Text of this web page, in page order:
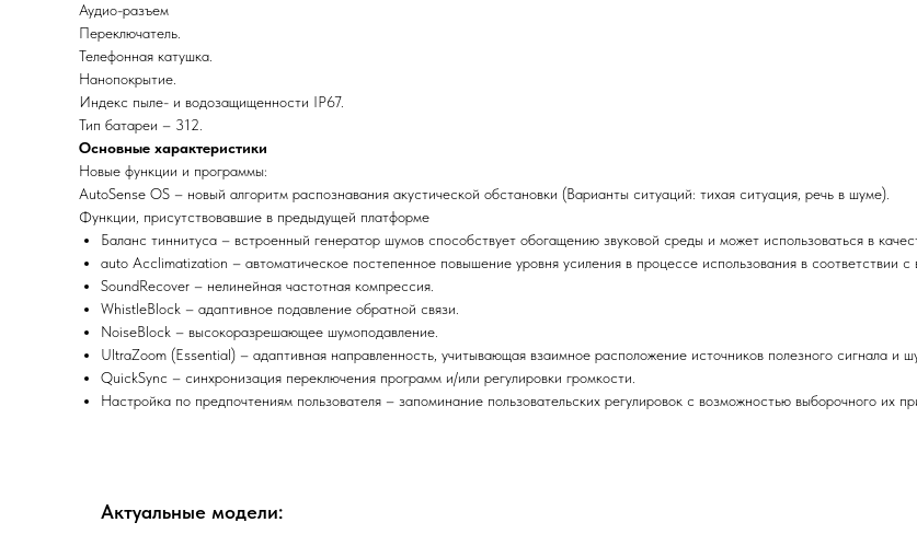
Аудио-разъем
Переключатель.
Телефонная катушка.
Нанопокрытие.
Индекс пыле- и водозащищенности IP67.
Тип батареи – 312.
Основные характеристики
Новые функции и программы:
AutoSense OS – новый алгоритм распознавания акустической обстановки (Варианты ситуаций: тихая ситуация, речь в шуме).
Функции, присутствовавшие в предыдущей платформе
Баланс тиннитуса – встроенный генератор шумов способствует обогащению звуковой среды и может использоваться в
auto Acclimatization – автоматическое постепенное повышение уровня усиления в процессе использования в соответствии
SoundRecover – нелинейная частотная компрессия.
WhistleBlock – адаптивное подавление обратной связи.
NoiseBlock – высокоразрешающее шумоподавление.
UltraZoom (Essential) – адаптивная направленность, учитывающая взаимное расположение источников полезного сигнала и
QuickSync – синхронизация переключения программ и/или регулировки громкости.
Настройка по предпочтениям пользователя – запоминание пользовательских регулировок с возможностью выборочного их
Актуальные модели: